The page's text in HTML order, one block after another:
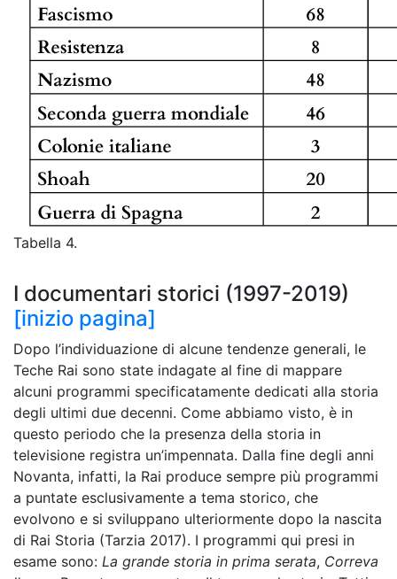
Tabella 4.
I documentari storici (1997-2019)
[inizio pagina]
Dopo l’individuazione di alcune tendenze generali, le
Teche Rai sono state indagate al fine di mappare
alcuni programmi specificatamente dedicati alla storia
degli ultimi due decenni. Come abbiamo visto, è in
questo periodo che la presenza della storia in
televisione registra un’impennata. Dalla fine degli anni
Novanta, infatti, la Rai produce sempre più programmi
a puntate esclusivamente a tema storico, che
evolvono e si sviluppano ulteriormente dopo la nascita
di Rai Storia (Tarzia 2017). I programmi qui presi in
esame sono: La grande storia in prima serata, Correva